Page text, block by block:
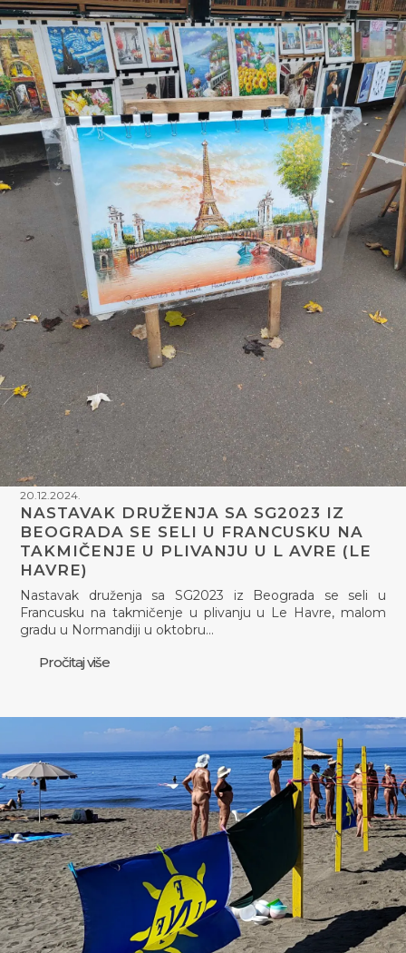
20.12.2024.
NASTAVAK DRUŽENJA SA SG2023 IZ
BEOGRADA SE SELI U FRANCUSKU NA
TAKMIČENJE U PLIVANJU U L AVRE (LE
HAVRE)
Nastavak druženja sa SG2023 iz Beograda se seli u
Francusku na takmičenje u plivanju u Le Havre, malom
gradu u Normandiji u oktobru…
Pročitaj više